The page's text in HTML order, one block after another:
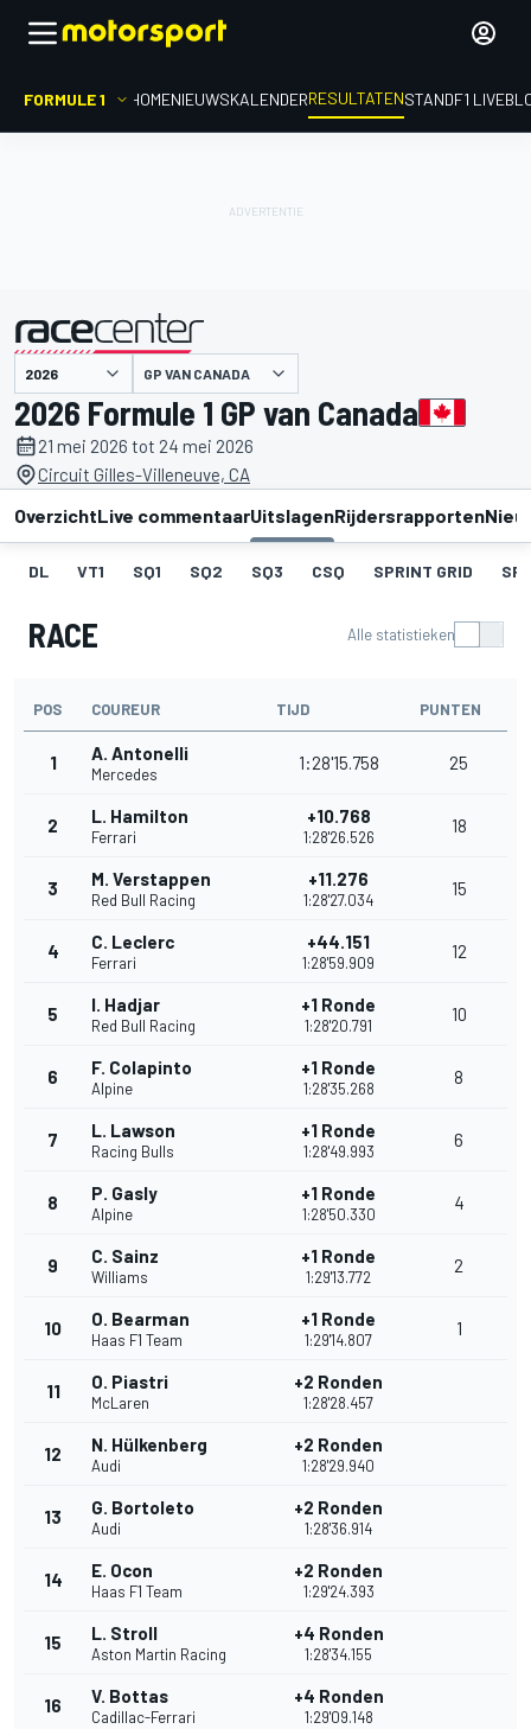
FORMULE 1 HOMENIEUWSKALENDERRESULTATENSTANDF1
gepresenteerd door GP VAN CANADA
2026 Formule 1 GP van Canada
21 mei 2026 tot 24 mei 2026
Circuit Gilles-Villeneuve, CA
OverzichtLive commentaarUitslagenRijdersrapporten
DL VT1 SQ1 SQ2 SQ3 CSQ SPRINT GRID
RACE Alle statistieken
POS COUREUR TIJD PUNTEN
1 A. Antonelli
Mercedes
1:28'15.758 25
2 L. Hamilton
Ferrari
+10.768
1:28'26.526
18
3 M. Verstappen
Red Bull Racing
+11.276
1:28'27.034
15
4 C. Leclerc
Ferrari
+44.151
1:28'59.909
12
5 I. Hadjar
Red Bull Racing
+1 Ronde
1:28'20.791
10
6 F. Colapinto
Alpine
+1 Ronde
1:28'35.268
8
7 L. Lawson
Racing Bulls
+1 Ronde
1:28'49.993
6
8 P. Gasly
Alpine
+1 Ronde
1:28'50.330
4
9 C. Sainz
Williams
+1 Ronde
1:29'13.772
2
10 O. Bearman
Haas F1 Team
+1 Ronde
1:29'14.807
1
11 O. Piastri
McLaren
+2 Ronden
1:28'28.457
12 N. Hülkenberg
Audi
+2 Ronden
1:28'29.940
13 G. Bortoleto
Audi
+2 Ronden
1:28'36.914
14 E. Ocon
Haas F1 Team
+2 Ronden
1:29'24.393
15 L. Stroll
Aston Martin Racing
+4 Ronden
1:28'34.155
16 V. Bottas
Cadillac-Ferrari
+4 Ronden
1:29'09.148